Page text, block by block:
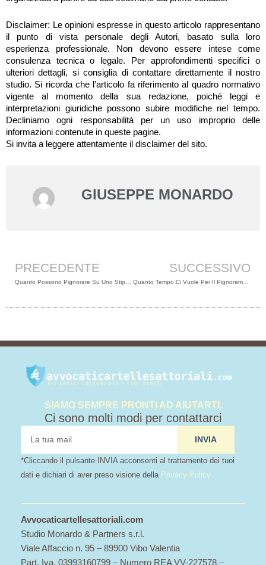
Disclaimer: Le opinioni espresse in questo articolo rappresentano
il punto di vista personale degli Autori, basato sulla loro
esperienza professionale. Non devono essere intese come
consulenza tecnica o legale. Per approfondimenti specifici o
ulteriori dettagli, si consiglia di contattare direttamente il nostro
studio. Si ricorda che l’articolo fa riferimento al quadro normativo
vigente al momento della sua redazione, poiché leggi e
interpretazioni giuridiche possono subire modifiche nel tempo.
Decliniamo ogni responsabilità per un uso improprio delle
informazioni contenute in queste pagine.
Si invita a leggere attentamente il disclaimer del sito.
GIUSEPPE MONARDO
PRECEDENTE SUCCESSIVO
Quanto Tempo Ci Vuole Per Il Pignoramento Dello Stipendio? I Tempi
SIAMO SEMPRE PRONTI AD AIUTARTI.
Ci sono molti modi per contattarci
INVIA
*Cliccando il pulsante INVIA acconsenti al trattamento dei tuoi
dati e dichiari di aver preso visione della Privacy Policy
Avvocaticartellesattoriali.com
Studio Monardo & Partners s.r.l.
Viale Affaccio n. 95 – 89900 Vibo Valentia
Part. Iva. 03993160799 – Numero REA VV-227578 –